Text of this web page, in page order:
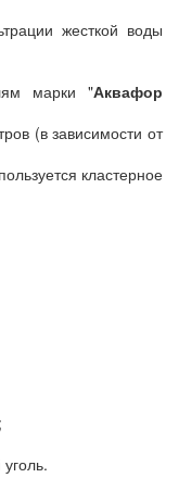
жесткой воды
марки "Аквафор
(в зависимости от
кластерное